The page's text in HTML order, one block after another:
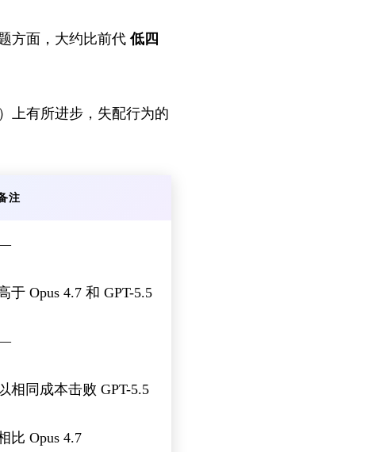
方面，大约比前代 低四
上有所进步，失配行为的
注
于 Opus 4.7 和 GPT-5.5
以相同成本击败 GPT-5.5
比 Opus 4.7